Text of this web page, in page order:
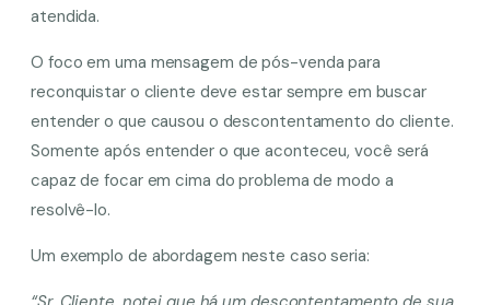
atendida.
O foco em uma mensagem de pós-venda para
reconquistar o cliente deve estar sempre em buscar
entender o que causou o descontentamento do cliente.
Somente após entender o que aconteceu, você será
capaz de focar em cima do problema de modo a
resolvê-lo.
Um exemplo de abordagem neste caso seria: